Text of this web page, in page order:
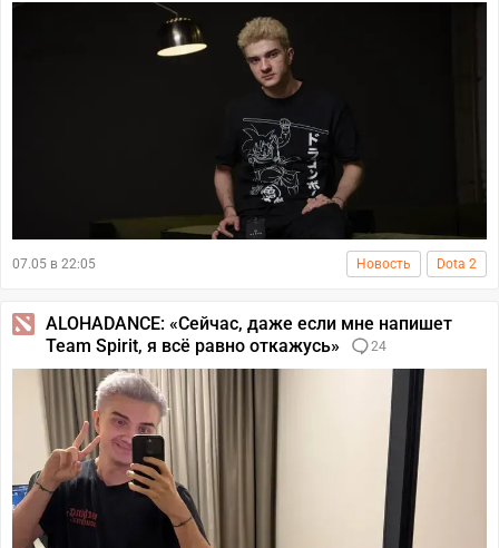
07.05 в 22:05 Новость Dota 2
ALOHADANCE: «Сейчас, даже если мне напишет
Team Spirit, я всё равно откажусь»
24